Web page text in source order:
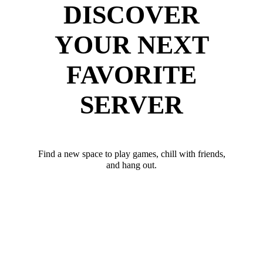
DISCOVER
YOUR NEXT
FAVORITE
SERVER
Find a new space to play games, chill with friends,
and hang out.